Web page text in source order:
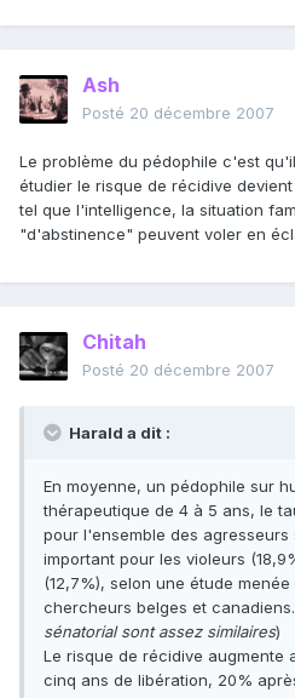
Ash
Posté 20 décembre 2007
Le problème du pédophile c'est
étudier le risque de récidive
tel que l'intelligence, la situation
"d'abstinence" peuvent voler en
Chitah
Posté 20 décembre 2007
Harald a dit :
En moyenne, un pédophile sur
thérapeutique de 4 à 5 ans, le
pour l'ensemble des agresseurs
important pour les violeurs
(12,7%), selon une étude
chercheurs belges et
sénatorial sont assez similaires)
Le risque de récidive augmente
cinq ans de libération, 20%